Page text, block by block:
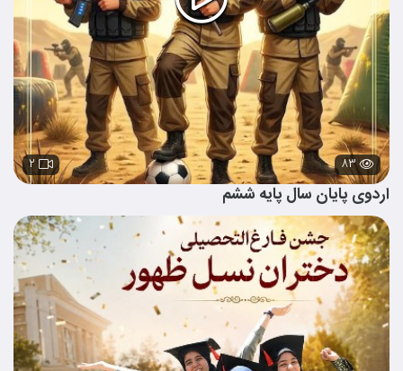
۸۳ ۲
اردوی پایان سال پایه ششم